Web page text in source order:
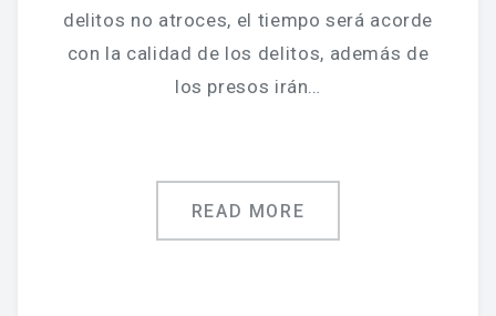
delitos no atroces, el tiempo será acorde
con la calidad de los delitos, además de
los presos irán…
READ MORE